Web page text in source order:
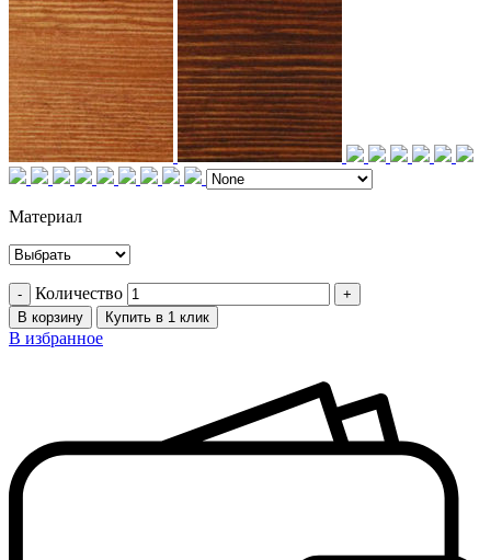
Материал
Количество
В корзину Купить в 1 клик
В избранное